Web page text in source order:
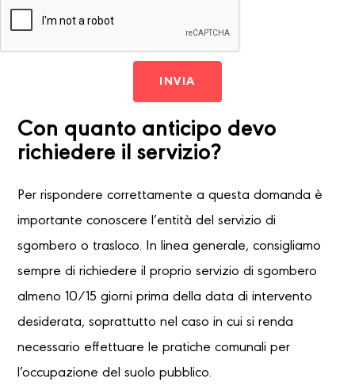
INVIA
Con quanto anticipo devo
richiedere il servizio?
Per rispondere correttamente a questa domanda è
importante conoscere l’entità del servizio di
sgombero o trasloco. In linea generale, consigliamo
sempre di richiedere il proprio servizio di sgombero
almeno 10/15 giorni prima della data di intervento
desiderata, soprattutto nel caso in cui si renda
necessario effettuare le pratiche comunali per
l’occupazione del suolo pubblico.